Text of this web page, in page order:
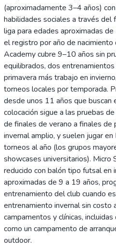
(aproximadamente 3–4 años)
habilidades sociales a través
liga para edades aproximadas
el registro por año de nacimiento
Academy cubre 9–10 años sin
equilibrados, dos
primavera más trabajo en
torneos locales por temporada.
desde unos 11 años que buscan
colocación sigue a las pruebas
de finales de verano a finales de
invernal amplio, y suelen jugar
torneos al año (los grupos
showcases universitarios). Micro
reducido con balón tipo futsal en
aproximadas de 9 a 19 años,
entrenamiento del club cuando
entrenamiento invernal sin costo
campamentos y clínicas,
como un campamento de
outdoor.